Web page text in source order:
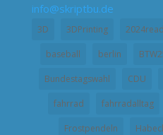
info@skriptbu.de
3D 3DPrinting
baseball berlin
Bundestagswahl CDU
fahrrad fahrradalltag
Frostpendeln